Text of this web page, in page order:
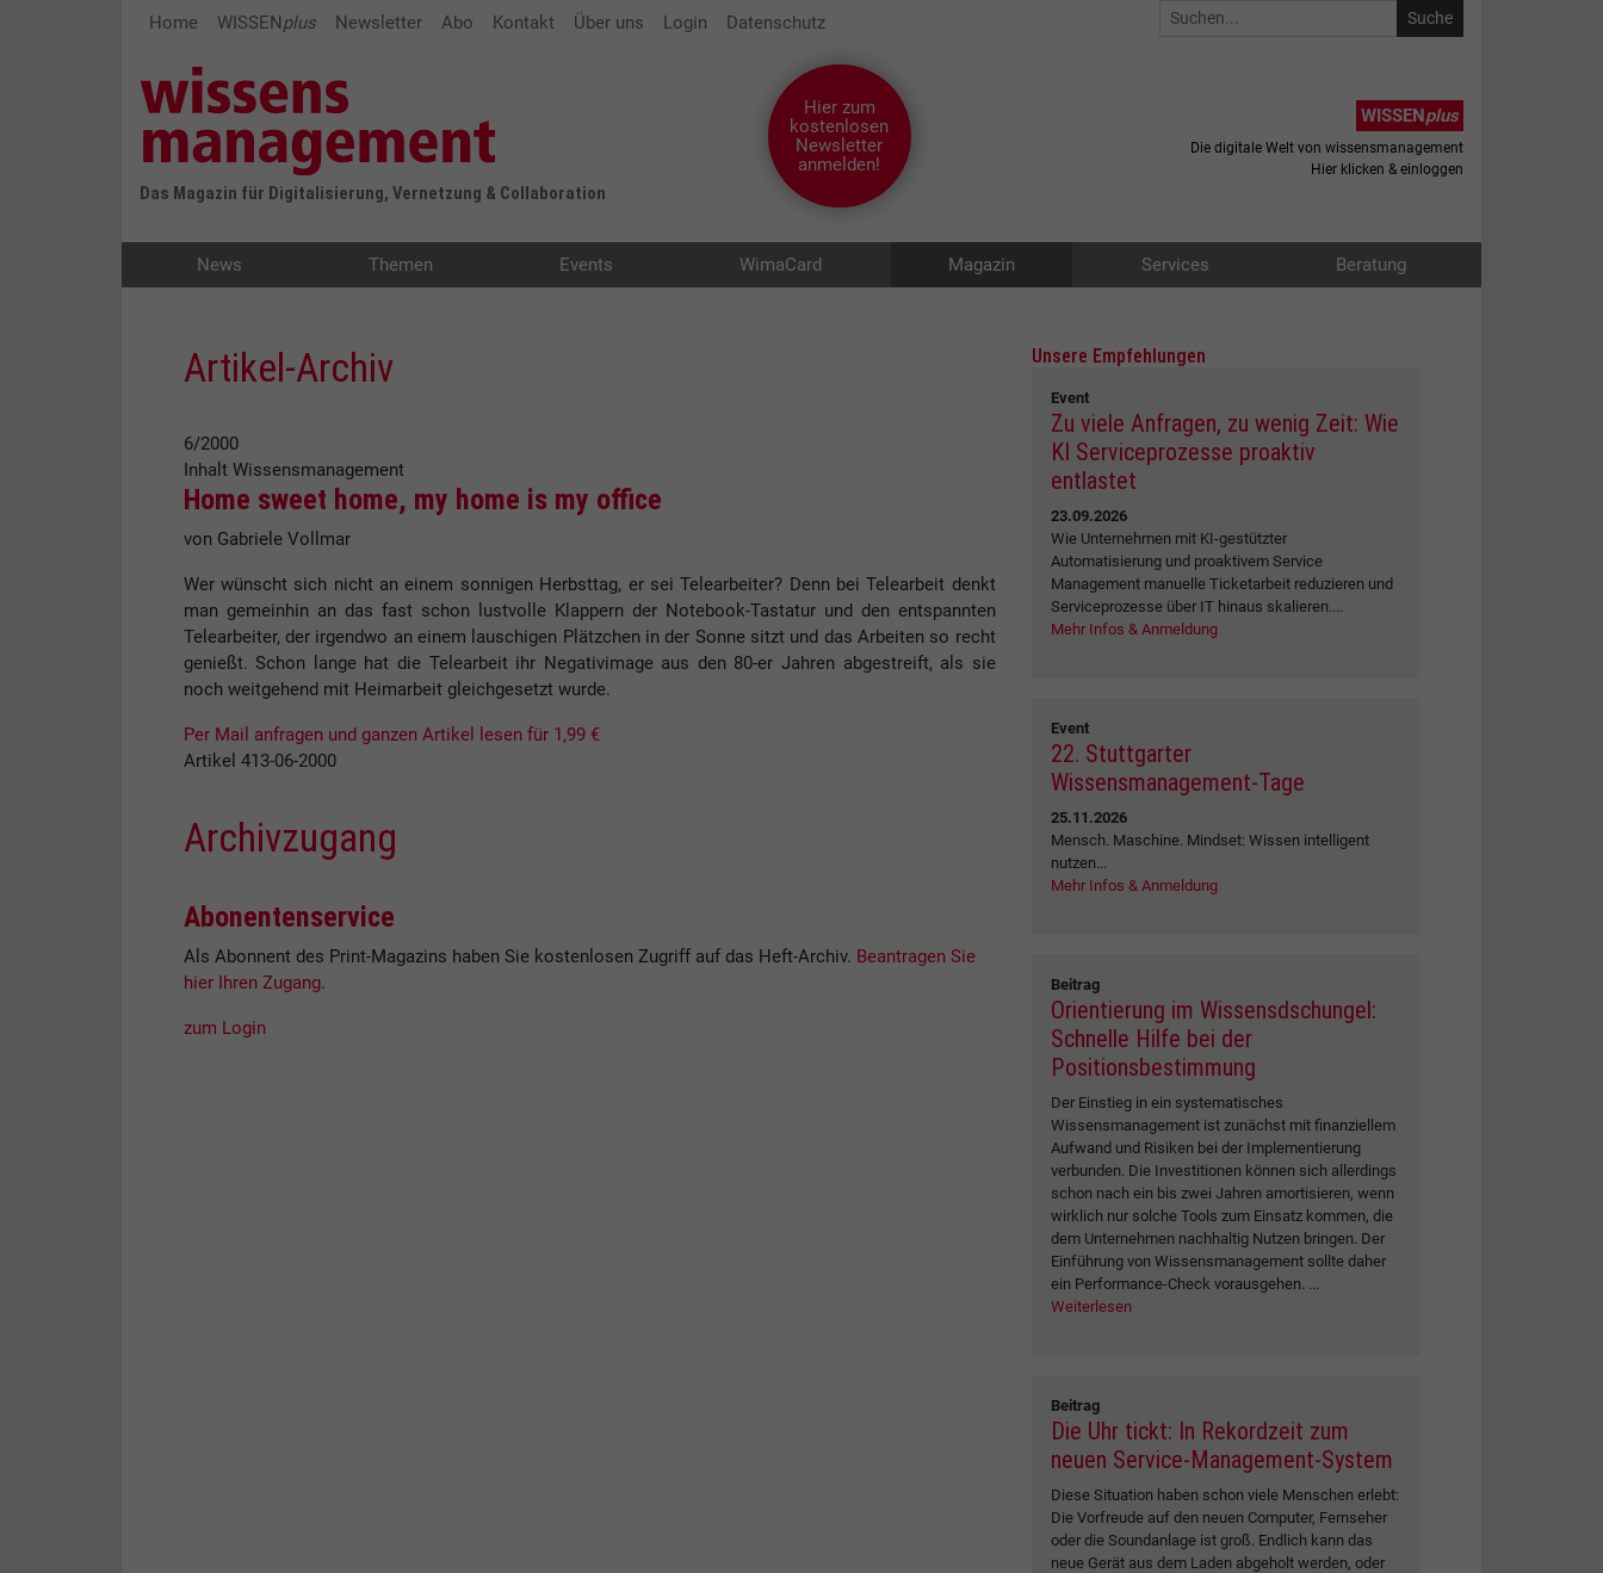
Home WISSENplus Newsletter Abo Kontakt Über uns Login Datenschutz
Das Magazin für Digitalisierung, Vernetzung & Collaboration
Hier zum
kostenlosen
Newsletter
anmelden!
WISSENplus
Die digitale Welt von wissensmanagement
Hier klicken & einloggen
News Themen Events WimaCard Magazin Services Beratung
Artikel-Archiv
6/2000
InhaltWissensmanagement
Home sweet home, my home is my office
von Gabriele Vollmar
Wer wünscht sich nicht an einem sonnigen Herbsttag, er sei Telearbeiter? Denn bei Telearbeit denkt
man gemeinhin an das fast schon lustvolle Klappern der Notebook-Tastatur und den entspannten
Telearbeiter, der irgendwo an einem lauschigen Plätzchen in der Sonne sitzt und das Arbeiten so recht
genießt. Schon lange hat die Telearbeit ihr Negativimage aus den 80-er Jahren abgestreift, als sie
noch weitgehend mit Heimarbeit gleichgesetzt wurde.
Per Mail anfragen und ganzen Artikel lesen für 1,99 €
Artikel 413-06-2000
Archivzugang
Abonentenservice
Als Abonnent des Print-Magazins haben Sie kostenlosen Zugriff auf das Heft-Archiv. Beantragen Sie
hier Ihren Zugang.
zum Login
Unsere Empfehlungen
Event
Zu viele Anfragen, zu wenig Zeit: Wie
KI Serviceprozesse proaktiv
entlastet
23.09.2026
Wie Unternehmen mit KI-gestützter
Automatisierung und proaktivem Service
Management manuelle Ticketarbeit reduzieren und
Serviceprozesse über IT hinaus skalieren....
Mehr Infos & Anmeldung
Event
22. Stuttgarter
Wissensmanagement-Tage
25.11.2026
Mensch. Maschine. Mindset: Wissen intelligent
nutzen...
Mehr Infos & Anmeldung
Beitrag
Orientierung im Wissensdschungel:
Schnelle Hilfe bei der
Positionsbestimmung
Der Einstieg in ein systematisches
Wissensmanagement ist zunächst mit finanziellem
Aufwand und Risiken bei der Implementierung
verbunden. Die Investitionen können sich allerdings
schon nach ein bis zwei Jahren amortisieren, wenn
wirklich nur solche Tools zum Einsatz kommen, die
dem Unternehmen nachhaltig Nutzen bringen. Der
Einführung von Wissensmanagement sollte daher
ein Performance-Check vorausgehen. ...
Weiterlesen
Beitrag
Die Uhr tickt: In Rekordzeit zum
neuen Service-Management-System
Diese Situation haben schon viele Menschen erlebt:
Die Vorfreude auf den neuen Computer, Fernseher
oder die Soundanlage ist groß. Endlich kann das
neue Gerät aus dem Laden abgeholt werden, oder